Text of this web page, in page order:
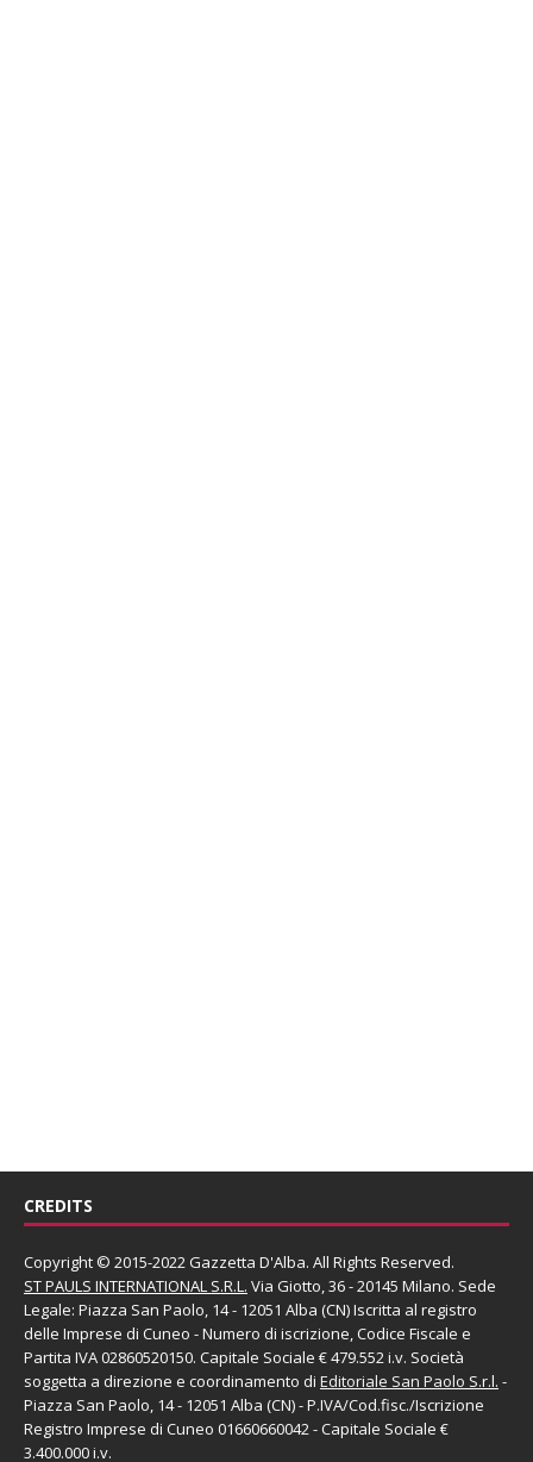
CREDITS
Copyright © 2015-2022 Gazzetta D'Alba. All Rights Reserved.
ST PAULS INTERNATIONAL S.R.L. Via Giotto, 36 - 20145 Milano. Sede
Legale: Piazza San Paolo, 14 - 12051 Alba (CN) Iscritta al registro
delle Imprese di Cuneo - Numero di iscrizione, Codice Fiscale e
Partita IVA 02860520150. Capitale Sociale € 479.552 i.v. Società
soggetta a direzione e coordinamento di Editoriale San Paolo S.r.l. -
Piazza San Paolo, 14 - 12051 Alba (CN) - P.IVA/Cod.fisc./Iscrizione
Registro Imprese di Cuneo 01660660042 - Capitale Sociale €
3.400.000 i.v.